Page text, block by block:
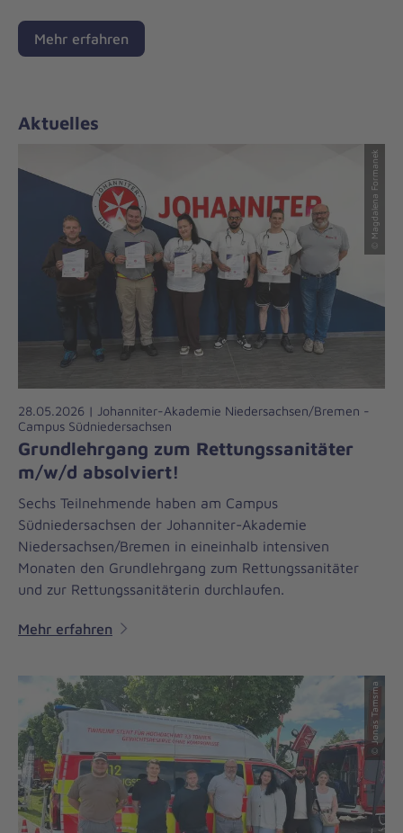
Mehr erfahren
Aktuelles
© Magdalena Formanek
28.05.2026 | Johanniter-Akademie Niedersachsen/Bremen -
Campus Südniedersachsen
Grundlehrgang zum Rettungssanitäter
m/w/d absolviert!
Sechs Teilnehmende haben am Campus
Südniedersachsen der Johanniter-Akademie
Niedersachsen/Bremen in eineinhalb intensiven
Monaten den Grundlehrgang zum Rettungssanitäter
und zur Rettungssanitäterin durchlaufen.
Mehr erfahren
© Jonas Tamsma